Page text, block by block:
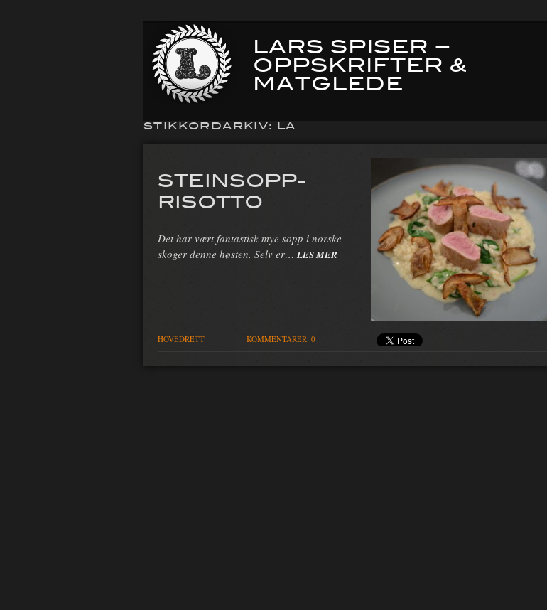
LARS SPISER –
OPPSKRIFTER &
MATGLEDE
STIKKORDARKIV: LA
STEINSOPP-
RISOTTO
Det har vært fantastisk mye sopp i norske
skoger denne høsten. Selv er… LES MER
HOVEDRETT KOMMENTARER: 0